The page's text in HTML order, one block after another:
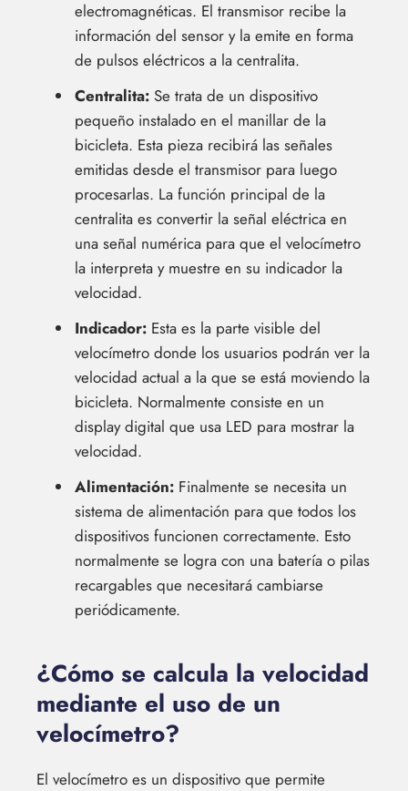
electromagnéticas. El transmisor recibe la
información del sensor y la emite en forma
de pulsos eléctricos a la centralita.
Centralita: Se trata de un dispositivo
pequeño instalado en el manillar de la
bicicleta. Esta pieza recibirá las señales
emitidas desde el transmisor para luego
procesarlas. La función principal de la
centralita es convertir la señal eléctrica en
una señal numérica para que el velocímetro
la interpreta y muestre en su indicador la
velocidad.
Indicador: Esta es la parte visible del
velocímetro donde los usuarios podrán ver la
velocidad actual a la que se está moviendo la
bicicleta. Normalmente consiste en un
display digital que usa LED para mostrar la
velocidad.
Alimentación: Finalmente se necesita un
sistema de alimentación para que todos los
dispositivos funcionen correctamente. Esto
normalmente se logra con una batería o pilas
recargables que necesitará cambiarse
periódicamente.
¿Cómo se calcula la velocidad
mediante el uso de un
velocímetro?
El velocímetro es un dispositivo que permite